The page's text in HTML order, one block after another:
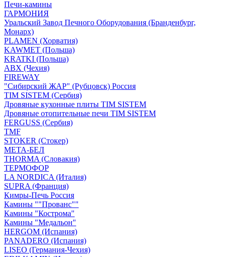
Печи-камины
ГАРМОНИЯ
Уральский Завод Печного Оборудования (Бранденбург,
Монарх)
PLAMEN (Хорватия)
KAWMET (Польша)
KRATKI (Польша)
ABX (Чехия)
FIREWAY
"Сибирский ЖАР" (Рубцовск) Россия
TIM SISTEM (Сербия)
Дровяные кухонные плиты TIM SISTEM
Дровяные отопительные печи TIM SISTEM
FERGUSS (Сербия)
TMF
STOKER (Стокер)
МЕТА-БЕЛ
THORMA (Словакия)
ТЕРМОФОР
LA NORDICA (Италия)
SUPRA (Франция)
Кимры-Печь Россия
Камины ""Прованс""
Камины "Кострома"
Камины "Медальон"
HERGOM (Испания)
PANADERO (Испания)
LISEO (Германия-Чехия)